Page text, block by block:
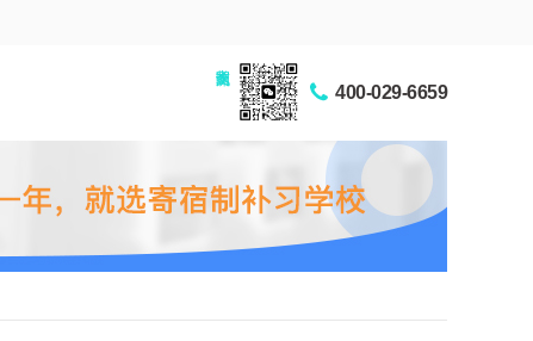
400-029-6659